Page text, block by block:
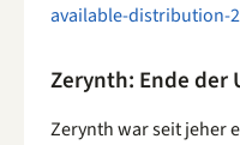
available-distribution-
Zerynth: Ende der
Zerynth war seit jeher